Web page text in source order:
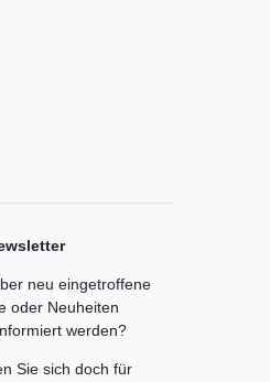
neu eingetroffene
oder Neuheiten
werden?
Sie sich doch für